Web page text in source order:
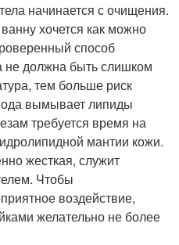
начинается с очищения.
хочется как можно
способ
не должна быть слишком
тем больше риск
вымывает липиды
требуется время на
мантии кожи.
жесткая, служит
Чтобы
воздействие,
желательно не более